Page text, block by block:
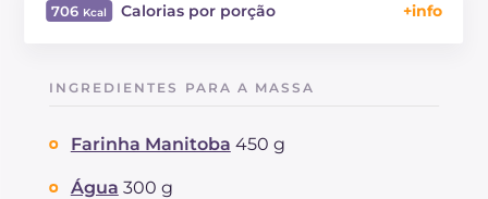
706 Calorias por porção
Gorduras
das quais gorduras saturadas
INGREDIENTES PARA A MASSA
Farinha Manitoba 450 g
Água 300 g